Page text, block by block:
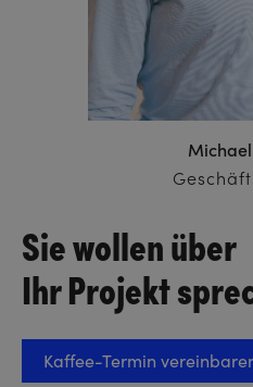
Sie wollen über
Ihr Projekt
Kaffee-Termin